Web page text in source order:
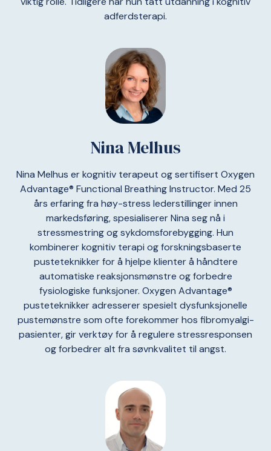
adferdsterapi.
Nina Melhus
Nina Melhus er kognitiv terapeut og sertifisert Oxygen
Advantage® Functional Breathing Instructor. Med 25
års erfaring fra høy-stress lederstillinger innen
markedsføring, spesialiserer Nina seg nå i
stressmestring og sykdomsforebygging. Hun
kombinerer kognitiv terapi og forskningsbaserte
pusteteknikker for å hjelpe klienter å håndtere
automatiske reaksjonsmønstre og forbedre
fysiologiske funksjoner. Oxygen Advantage®
pusteteknikker adresserer spesielt dysfunksjonelle
pustemønstre som ofte forekommer hos fibromyalgi-
pasienter, gir verktøy for å regulere stressresponsen
og forbedrer alt fra søvnkvalitet til angst.